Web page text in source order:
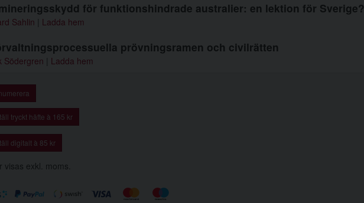
för funktionshindrade australier: en lektion för Sverige?
Sahlin Ladda hem
prövningsramen och civilrätten
Södergren Ladda hem
tryckt häfte à 165 kr
digitalt à 85 kr
visas exkl. moms.